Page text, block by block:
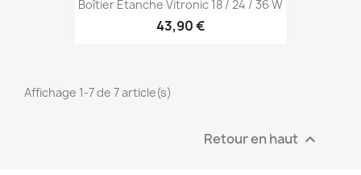
Boîtier Étanche Vitronic 18 / 24 / 36 W
43,90 €
Affichage 1-7 de 7 article(s)
Retour en haut 